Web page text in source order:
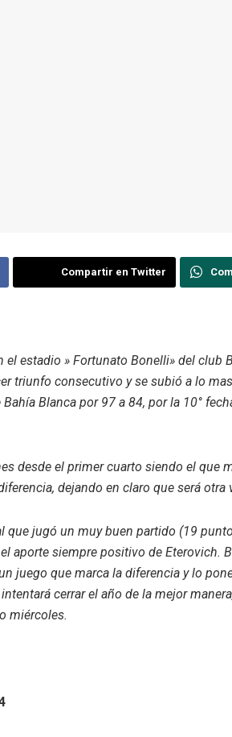
Compartir en Twitter
el estadio » Fortunato Bonelli» del club
triunfo consecutivo y se subió a lo
Blanca por 97 a 84, por la 10°
desde el primer cuarto siendo el que
dejando en claro que será otra
que jugó un muy buen partido (19
aporte siempre positivo de Eterovich.
juego que marca la diferencia y lo
cerrar el año de la mejor
miércoles.